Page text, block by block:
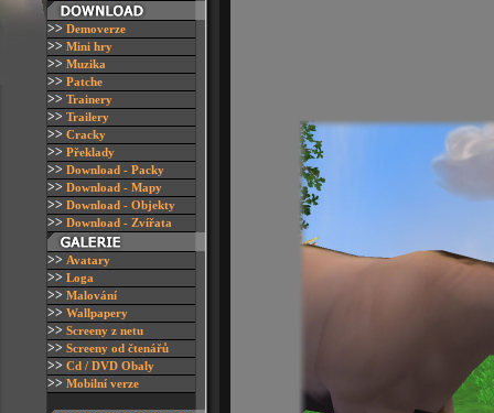
>> Demoverze
>> Mini hry
>> Muzika
>> Patche
>> Trainery
>> Trailery
>> Cracky
>> Překlady
>> Download - Packy
>> Download - Mapy
>> Download - Objekty
>> Download - Zvířata
>> Avatary
>> Loga
>> Malování
>> Wallpapery
>> Screeny z netu
>> Screeny od čtenářů
>> Cd / DVD Obaly
>> Mobilní verze